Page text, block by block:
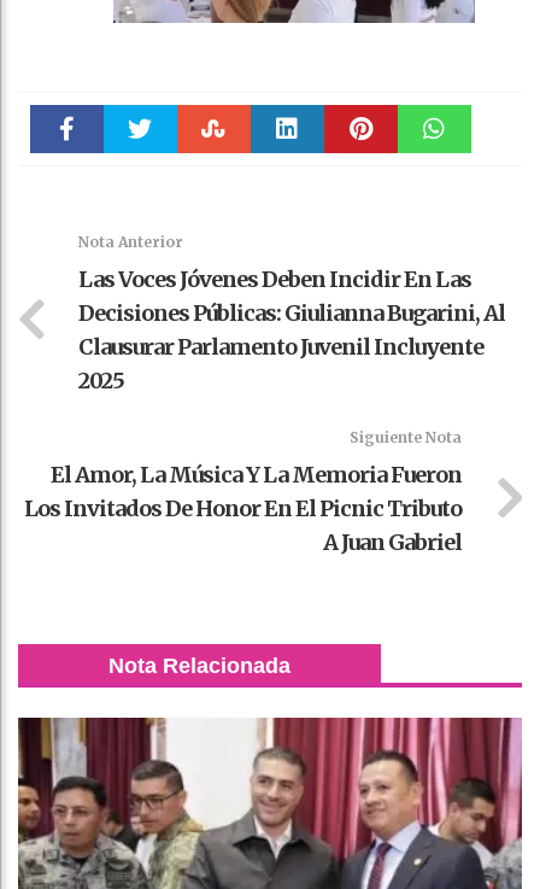
Nota Anterior
Las Voces Jóvenes Deben Incidir En Las
Decisiones Públicas: Giulianna Bugarini, Al
Clausurar Parlamento Juvenil Incluyente
2025
Siguiente Nota
El Amor, La Música Y La Memoria Fueron
Los Invitados De Honor En El Picnic Tributo
A Juan Gabriel
Nota Relacionada